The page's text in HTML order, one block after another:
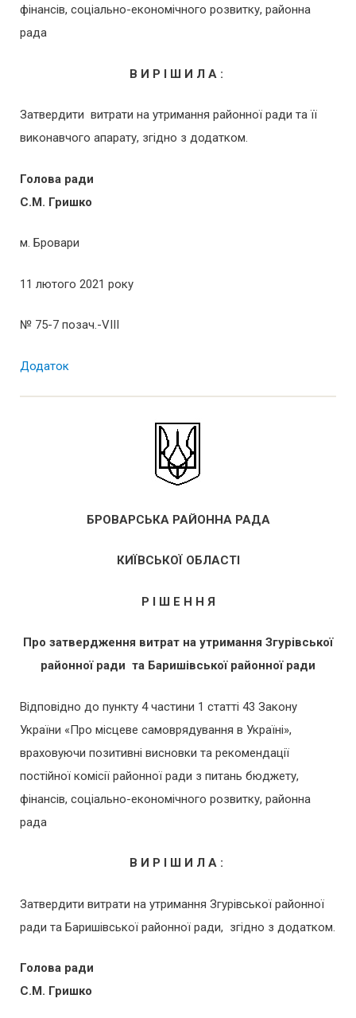
фінансів, соціально-економічного розвитку, районна
рада
В И Р І Ш И Л А :
Затвердити витрати на утримання районної ради та її
виконавчого апарату, згідно з додатком.
Голова ради
С.М. Гришко
м. Бровари
11 лютого 2021 року
№ 75-7 позач.-VІІІ
Додаток
БРОВАРСЬКА РАЙОННА РАДА
КИЇВСЬКОЇ ОБЛАСТІ
Р І Ш Е Н Н Я
Про затвердження витрат на утримання Згурівської
районної ради та Баришівської районної ради
Відповідно до пункту 4 частини 1 статті 43 Закону
України «Про місцеве самоврядування в Україні»,
враховуючи позитивні висновки та рекомендації
постійної комісії районної ради з питань бюджету,
фінансів, соціально-економічного розвитку, районна
рада
В И Р І Ш И Л А :
Затвердити витрати на утримання Згурівської районної
ради та Баришівської районної ради, згідно з додатком.
Голова ради
С.М. Гришко